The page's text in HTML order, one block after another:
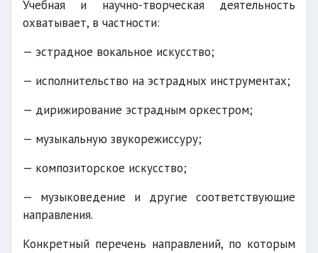
Учебная и научно-творческая деятельность
охватывает, в частности:
— эстрадное вокальное искусство;
— исполнительство на эстрадных инструментах;
— дирижирование эстрадным оркестром;
— музыкальную звукорежиссуру;
— композиторское искусство;
— музыковедение и другие соответствующие
направления.
Конкретный перечень направлений, по которым